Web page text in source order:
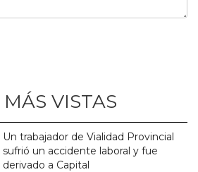
MÁS VISTAS
Un trabajador de Vialidad Provincial
sufrió un accidente laboral y fue
derivado a Capital